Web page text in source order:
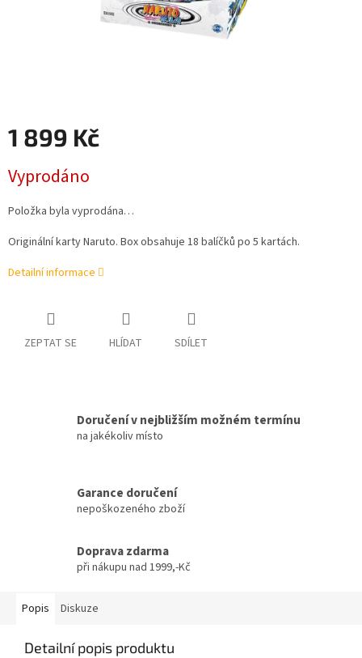
1 899 Kč
cena:
Vyprodáno
Položka byla vyprodána…
Originální karty Naruto. Box obsahuje 18 balíčků po 5 kartách.
Detailní informace
ZEPTAT SE HLÍDAT SDÍLET
Doručení v nejbližším možném termínu
na jakékoliv místo
Garance doručení
nepoškozeného zboží
Doprava zdarma
při nákupu nad 1999,-Kč
Popis Diskuze
Detailní popis produktu